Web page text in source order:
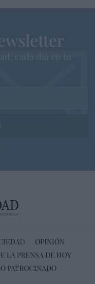
cada dia en tu
OPINIÓN
LA PRENSA DE HOY
PATROCINADO